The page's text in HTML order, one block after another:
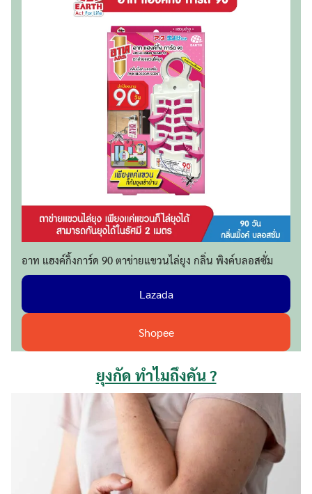
อาท แฮงค์กิ้งการ์ด 90 ตาข่ายแขวนไล่ยุง กลิ่น พิงค์บลอสซั่ม
Lazada
Shopee
ยุงกัด ทำไมถึงคัน ?